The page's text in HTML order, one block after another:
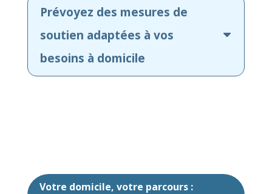
Prévoyez des mesures de
soutien adaptées à vos
besoins à domicile
Votre domicile, votre parcours :